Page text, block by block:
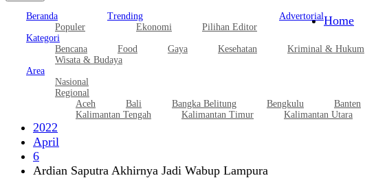
Beranda
Populer
Trending
Ekonomi
Pilihan Editor
Advertorial
Kategori
Bencana
Food Gaya Kesehatan Kriminal & Hukum
Wisata & Budaya
Area
Nasional
Regional
Aceh
Bali Bangka Belitung Bengkulu Banten
Kalimantan Tengah
Kalimantan Timur Kalimantan Utara
Home
2022
April
6
Ardian Saputra Akhirnya Jadi Wabup Lampura